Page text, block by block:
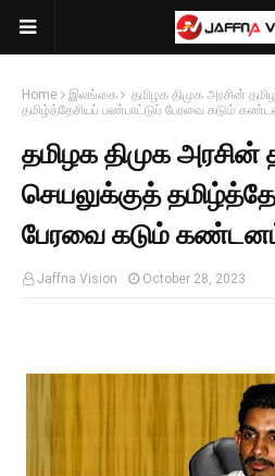
Home இலங்கை
தமிழக திமுக அரசின்
தமிழ்த்தேசியப் பண்பாட்டுப் பேரவை கடும்
தமிழக திமுக அரசின்
செயலுக்குத்
பேரவை கடும்
Jaffna Vision October 28, 2023